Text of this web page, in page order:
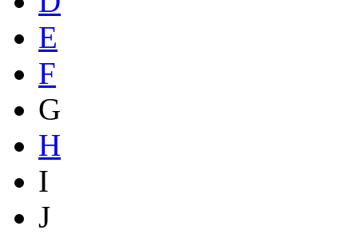
E
F
G
H
I
J